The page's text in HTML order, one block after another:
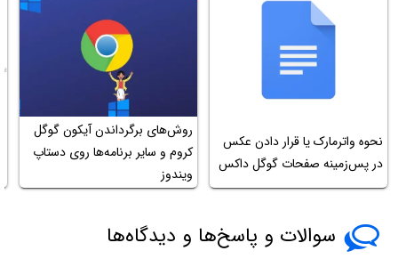
نحوه واترمارک یا قرار دادن عکس
در پس‌زمینه صفحات گوگل داکس
روش‌های برگرداندن آیکون گوگل
کروم و سایر برنامه‌ها روی دستاپ
ویندوز
سوالات و پاسخ‌ها و دیدگاه‌ها